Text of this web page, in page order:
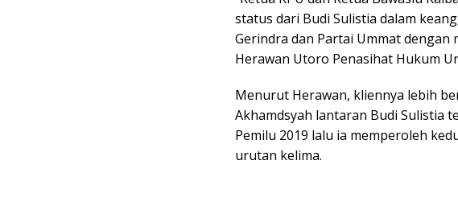
status dari Budi Sulistia dalam
Gerindra dan Partai Ummat dengan
Herawan Utoro Penasihat Hukum
Menurut Herawan, kliennya lebih
Akhamdsyah lantaran Budi Sulistia
Pemilu 2019 lalu ia memperoleh
urutan kelima.